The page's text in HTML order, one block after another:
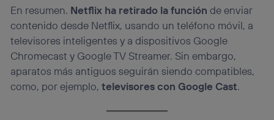
En resumen. Netflix ha retirado la función de enviar
contenido desde Netflix, usando un teléfono móvil, a
televisores inteligentes y a dispositivos Google
Chromecast y Google TV Streamer. Sin embargo,
aparatos más antiguos seguirán siendo compatibles,
como, por ejemplo,televisores con Google Cast.